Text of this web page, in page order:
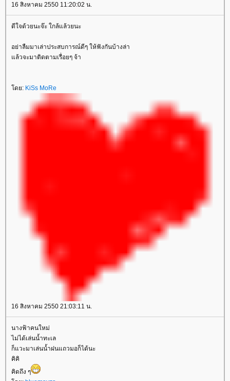
16 สิงหาคม 2550 11:20:02 น.
ดีใจด้วยนะจ๊ะ ใกล้แล้วยนะ
อย่าลืมมาเล่าประสบการณ์ดีๆ ให้ฟังกันบ้างล่า
แล้วจะมาติดตามเรื่อยๆ จ้า
โดย: KiSs MoRe
16 สิงหาคม 2550 21:03:11 น.
นางฟ้าคนใหม่
ไม่ได้เล่นน้ำทะเล
ก็แวะมาเล่นน้ำฝนแถวมอก็ได้นะ
คิคิ
คิดถึง ๆ